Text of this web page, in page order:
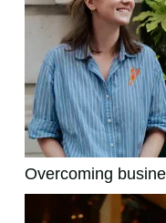
Overcoming